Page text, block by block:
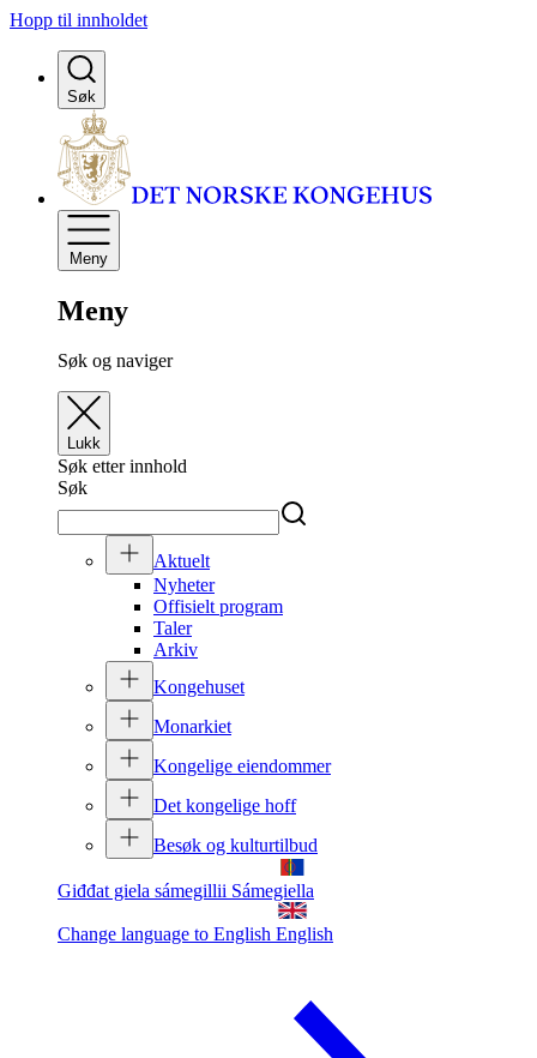
Hopp til innholdet
Søk
Meny
Meny
Søk og naviger
Lukk
Søk etter innhold
Søk
Aktuelt
Nyheter
Offisielt program
Taler
Arkiv
Kongehuset
Monarkiet
Kongelige eiendommer
Det kongelige hoff
Besøk og kulturtilbud
Giđđat giela sámegillii Sámegiella
Change language to English English